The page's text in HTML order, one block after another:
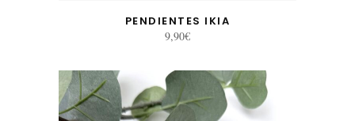
PENDIENTES IKIA
9,90€